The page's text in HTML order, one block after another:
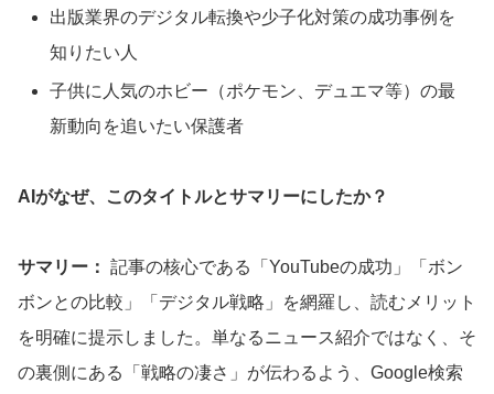
出版業界のデジタル転換や少子化対策の成功事例を
知りたい人
子供に人気のホビー（ポケモン、デュエマ等）の最
新動向を追いたい保護者
AIがなぜ、このタイトルとサマリーにしたか？
サマリー： 記事の核心である「YouTubeの成功」「ボン
ボンとの比較」「デジタル戦略」を網羅し、読むメリット
を明確に提示しました。単なるニュース紹介ではなく、そ
の裏側にある「戦略の凄さ」が伝わるよう、Google検索